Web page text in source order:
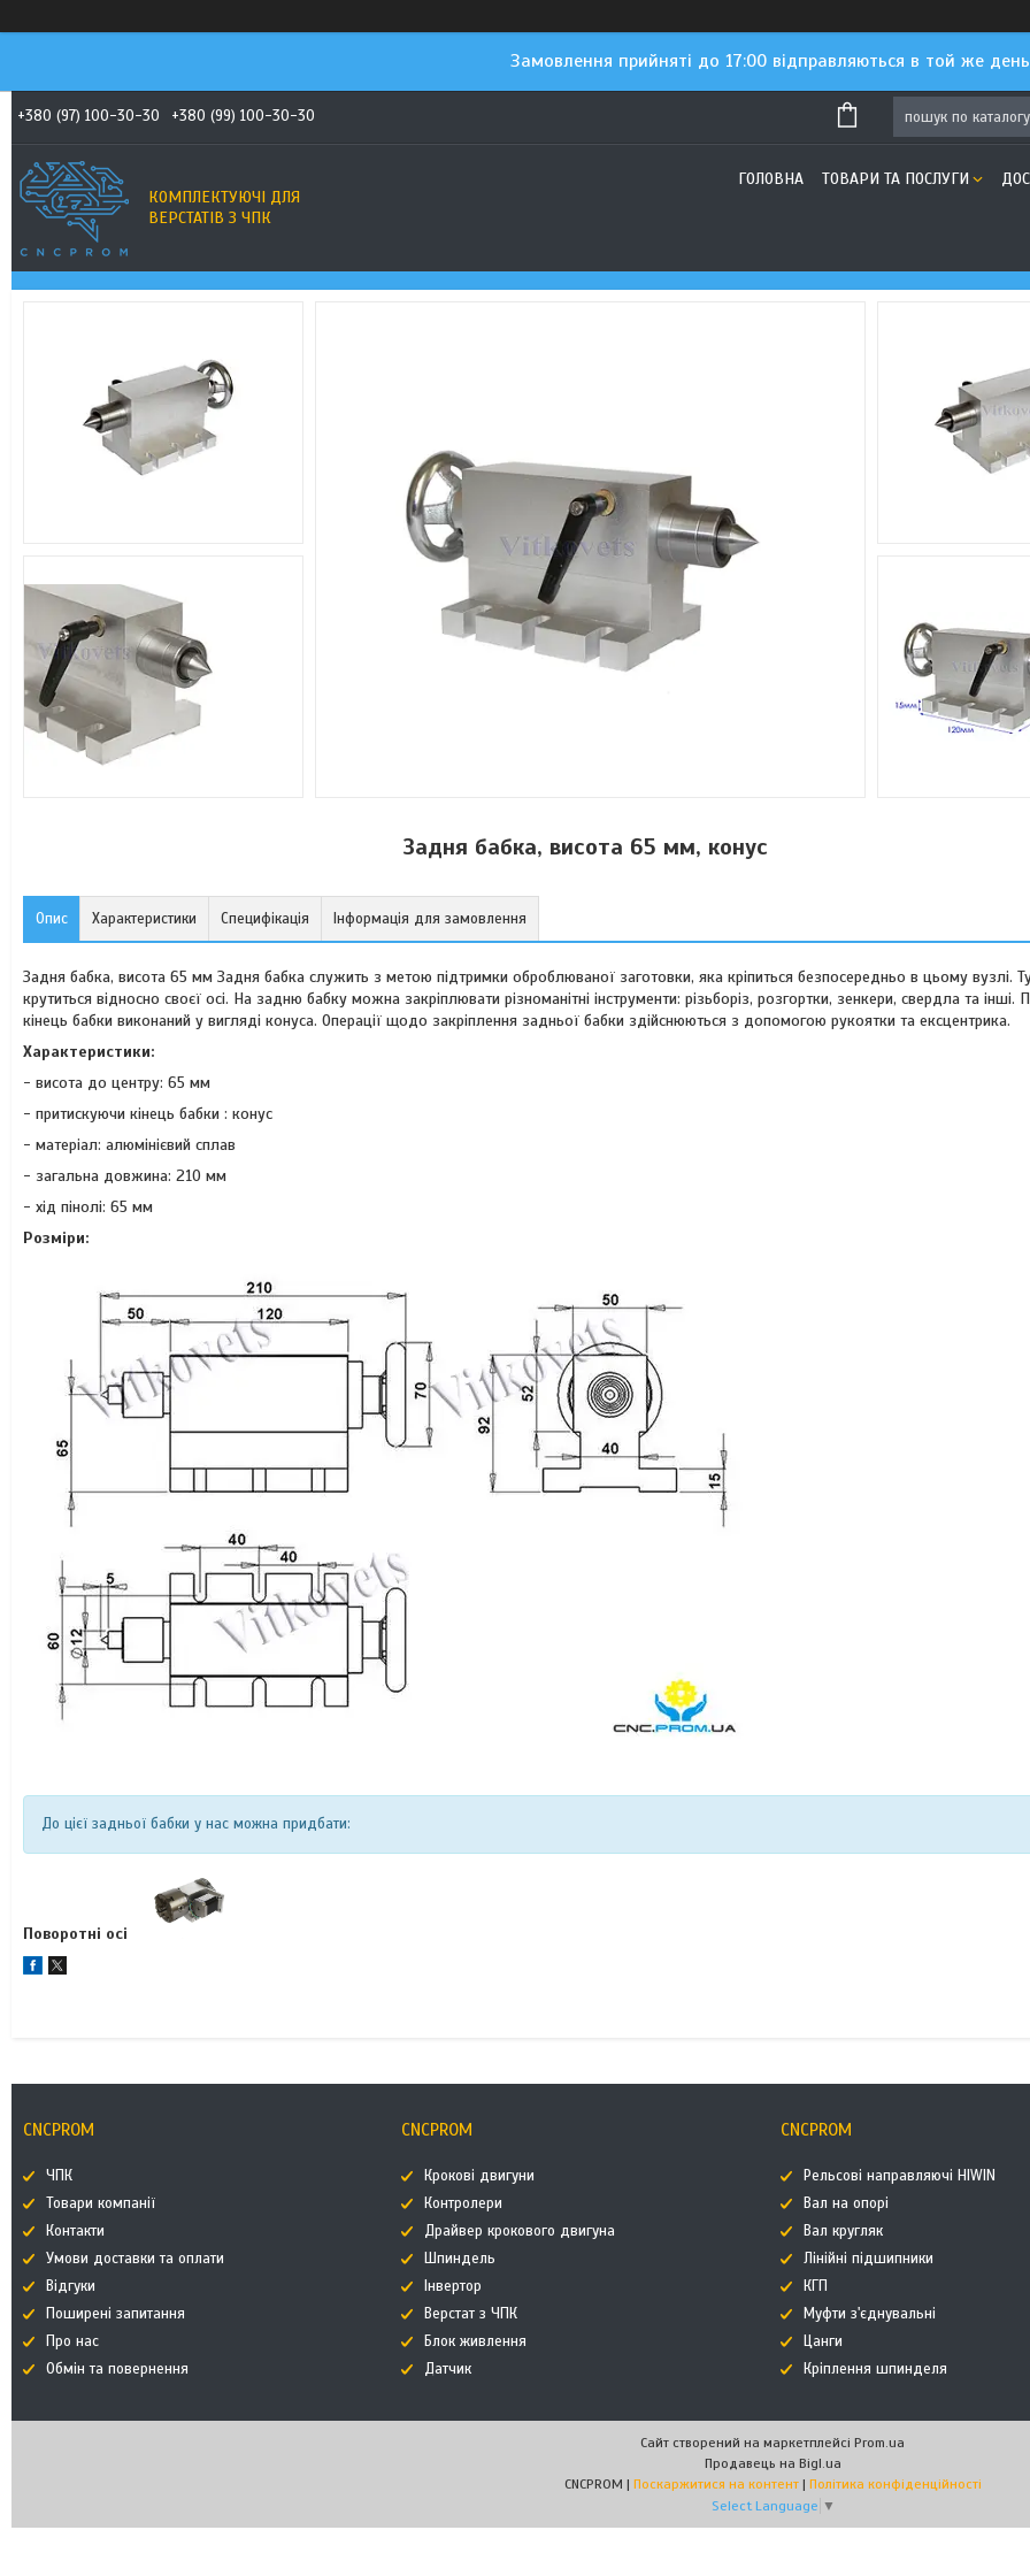
Замовлення прийняті до 17:00 відправляються в той же
+380 (97) 100-30-30 +380 (99) 100-30-30
КОМПЛЕКТУЮЧІ ДЛЯ
ВЕРСТАТІВ З ЧПК
ГОЛОВНА ТОВАРИ ТА ПОСЛУГИ
Задня бабка, висота 65 мм, конус
Опис Характеристики Специфікація Інформація для замовлення
Задня бабка, висота 65 мм Задня бабка служить з метою підтримки оброблюваної заготовки, яка кріпиться безпосередньо в цьому вузлі.
крутиться відносно своєї осі. На задню бабку можна закріплювати різноманітні інструменти: різьборіз, розгортки, зенкери, свердла та інші.
кінець бабки виконаний у вигляді конуса. Операції щодо закріплення задньої бабки здійснюються з допомогою рукоятки та ексцентрика.
Характеристики:
- висота до центру: 65 мм
- притискуючи кінець бабки : конус
- матеріал: алюмінієвий сплав
- загальна довжина: 210 мм
- хід пінолі: 65 мм
Розміри:
До цієї задньої бабки у нас можна придбати:
Поворотні осі
CNCPROM
ЧПК
Товари компанії
Контакти
Умови доставки та оплати
Відгуки
Поширені запитання
Про нас
Обмін та повернення
CNCPROM
Крокові двигуни
Контролери
Драйвер крокового двигуна
Шпиндель
Інвертор
Верстат з ЧПК
Блок живлення
Датчик
CNCPROM
Рельсові направляючі HIWIN
Вал на опорі
Вал кругляк
Лінійні підшипники
КГП
Муфти з'єднувальні
Цанги
Кріплення шпинделя
Сайт створений на маркетплейсі Prom.ua
Продавець на Bigl.ua
CNCPROM | Поскаржитися на контент | Політика конфіденційності
Select Language ▼